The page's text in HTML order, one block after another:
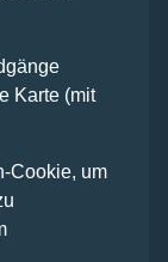
Karte (mit
Cookie, um